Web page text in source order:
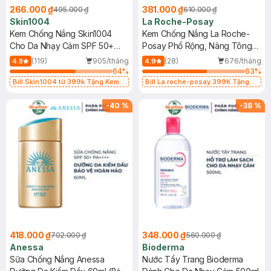
266.000 ₫495.000 ₫
Skin1004
Kem Chống Nắng Skin1004
Cho Da Nhạy Cảm SPF 50+
50ml
4.8 (119)
905/tháng
64%
Bill Skin1004 từ 399k Tặng Kem
SPF 50+ 20ml (SL Có Hạn)
381.000 ₫610.000 ₫
La Roche-Posay
Kem Chống Nắng La Roche-
Posay Phổ Rộng, Nâng Tông
Kiềm Dầu 50ml
4.9 (28)
676/tháng
63%
Bill La roche-posay 399K Tặng
(SL có hạn)
-40 %
418.000 ₫702.000 ₫
Anessa
Sữa Chống Nắng Anessa
-38 %
348.000 ₫560.000 ₫
Bioderma
Nước Tẩy Trang Bioderma